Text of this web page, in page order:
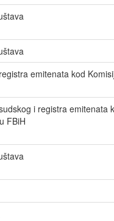
emitenata kod
i registra emitenata
FBiH